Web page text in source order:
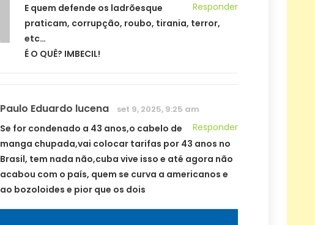
Responder
E quem defende os ladrõesque
praticam, corrupção, roubo, tirania, terror,
etc…
É O QUÊ? IMBECIL!
Paulo Eduardo lucena set 9, 2025, 9:25 am
Responder
Se for condenado a 43 anos,o cabelo de
manga chupada,vai colocar tarifas por 43 anos no
Brasil, tem nada não,cuba vive isso e até agora não
acabou com o país, quem se curva a americanos e
ao bozoloides e pior que os dois